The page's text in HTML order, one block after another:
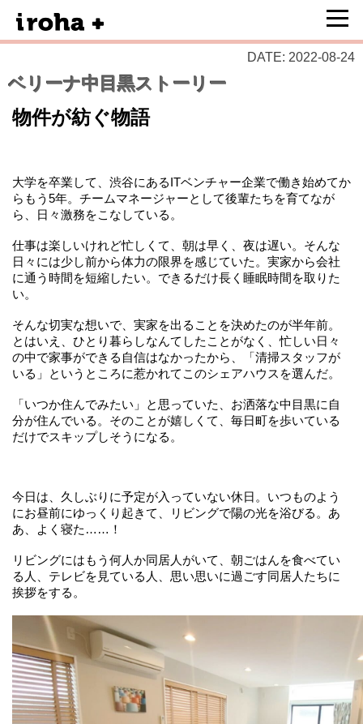
DATE: 2022-08-24
ベリーナ中目黒ストーリー
物件が紡ぐ物語
大学を卒業して、渋谷にあるITベンチャー企業で働き始めてか
らもう5年。チームマネージャーとして後輩たちを育てなが
ら、日々激務をこなしている。
仕事は楽しいけれど忙しくて、朝は早く、夜は遅い。そんな
日々には少し前から体力の限界を感じていた。実家から会社
に通う時間を短縮したい。できるだけ長く睡眠時間を取りた
い。
そんな切実な想いで、実家を出ることを決めたのが半年前。
とはいえ、ひとり暮らしなんてしたことがなく、忙しい日々
の中で家事ができる自信はなかったから、「清掃スタッフが
いる」というところに惹かれてこのシェアハウスを選んだ。
「いつか住んでみたい」と思っていた、お洒落な中目黒に自
分が住んでいる。そのことが嬉しくて、毎日町を歩いている
だけでスキップしそうになる。
今日は、久しぶりに予定が入っていない休日。いつものよう
にお昼前にゆっくり起きて、リビングで陽の光を浴びる。あ
あ、よく寝た……！
リビングにはもう何人か同居人がいて、朝ごはんを食べてい
る人、テレビを見ている人、思い思いに過ごす同居人たちに
挨拶をする。